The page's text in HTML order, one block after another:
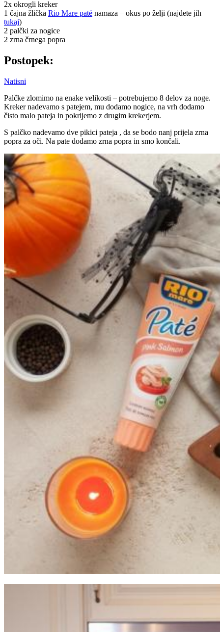
2x okrogli kreker
1 čajna žlička Rio Mare paté namaza – okus po želji (najdete jih
tukaj)
2 palčki za nogice
2 zrna črnega popra
Postopek:
Natisni
Palčke zlomimo na enake velikosti – potrebujemo 8 delov za noge.
Kreker nadevamo s patejem, mu dodamo nogice, na vrh dodamo
čisto malo pateja in pokrijemo z drugim krekerjem.
S palčko nadevamo dve pikici pateja , da se bodo nanj prijela zrna
popra za oči. Na pate dodamo zrna popra in smo končali.